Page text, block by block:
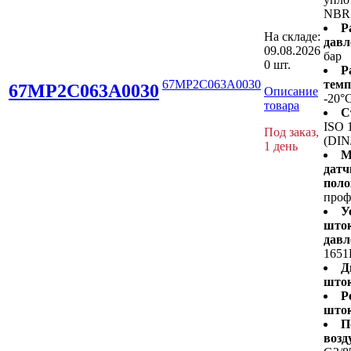
67MP2C063A0030 67MP2C063A0030
На складе:
09.08.2026
0 шт.
Описание
товара
Под заказ,
1 день
NBR
бар
-
ISO